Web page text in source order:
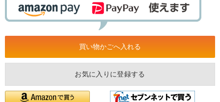
お気に入りに登録する